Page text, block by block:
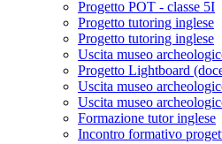
Progetto POT - classe 5I
Progetto tutoring inglese
Progetto tutoring inglese
Uscita museo
Progetto Lightboard
Uscita museo
Uscita museo
Formazione tutor inglese
Incontro formativo